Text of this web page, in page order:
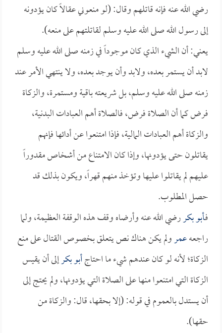
رضي الله عنه فإنه قاتلهم وقال: (لو منعوني عقالاً كان يؤدونه
إلى رسول الله صلى الله عليه وسلم لقاتلتهم على منعه).
يعني: أن الشيء الذي كان موجوداً في زمنه صلى الله عليه وسلم
لابد أن يستمر بعده، ولابد وأن يوجد بعده، ولا ينتهي الأمر عند
زمنه صلى الله عليه وسلم، بل شريعته باقية ومستمرة، والزكاة
فرض كما أن الصلاة فرض، فالصلاة أهم العبادات البدنية،
والزكاة أهم العبادات المالية، فإذا امتنعوا عن أدائها فإنهم
يقاتلون حتى يؤدونها، وإذا كان الامتناع من أشخاص مقدوراً
عليهم لم يقاتلوا عليها وتؤخذ منهم قهراً، ويكون بذلك قد
حصل المطلوب.
فـأبو بكررضي الله عنه وأرضاه وقف هذه الوقفة العظيمة، ولما
راجعهعمرولم يكن هناك نص يتعلق بخصوص القتال على منع
الزكاة؛ لأنه لو كان عندهم شيء ما احتاجأبو بكرإلى أن يقيس
الزكاة التي امتنعوا منها على الصلاة التي يؤدونها، ولم يحتج إلى
أن يستدل بالعموم في قوله: (إلا بحقها، قال: والزكاة من
حقها).